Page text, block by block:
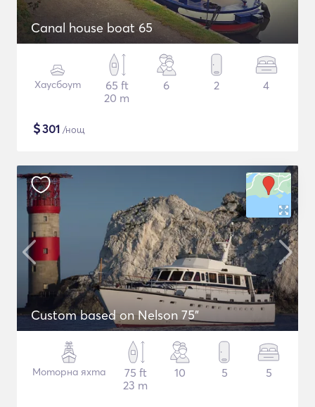
Canal house boat 65
Хаусбоут
65 ft
20 m
6 2 4
$301 /нощ
Custom based on Nelson 75"
Моторна яхта
75 ft
23 m
10 5 5